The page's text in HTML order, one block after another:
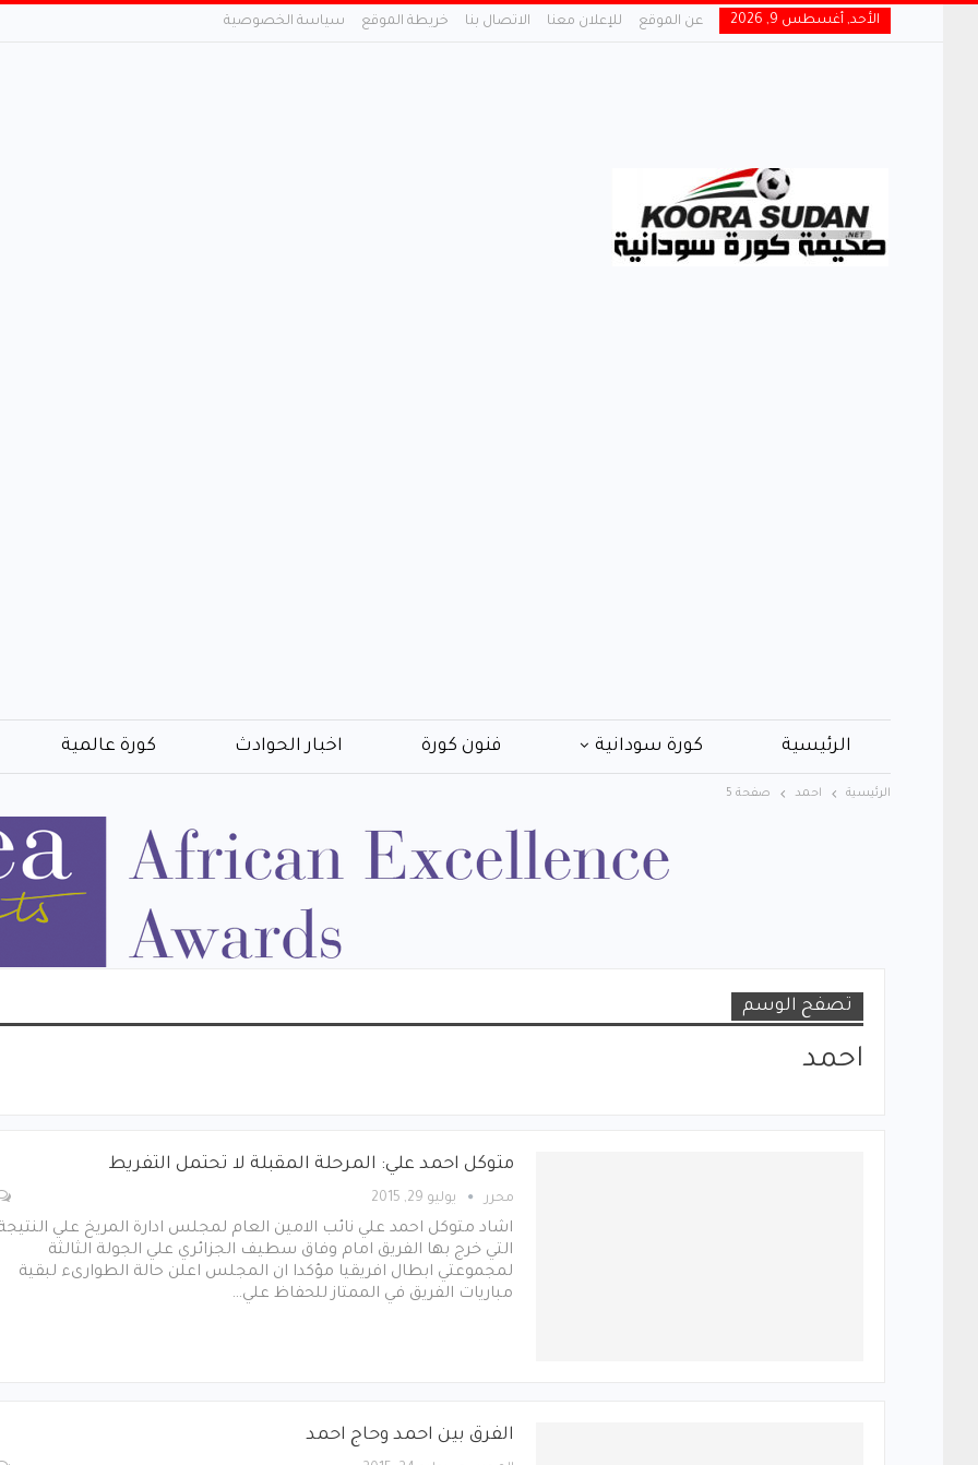
الأحد, أغسطس 9, 2026 عن الموقع للإعلان معنا الاتصال بنا خريطة الموقع سياسة الخصوصية
الرئيسية كورة سودانية فنون كورة اخبار الحوادث كورة عالمية
الرئيسية احمد صفحة 5
تصفح الوسم
احمد
متوكل احمد علي: المرحلة المقبلة لا تحتمل التفريط
محرر يوليو 29, 2015
اشاد متوكل احمد علي نائب الامين العام لمجلس ادارة المريخ علي
التي خرج بها الفريق امام وفاق سطيف الجزائري علي الجولة الثالثة
لمجموعتي ابطال افريقيا مؤكدا ان المجلس اعلن حالة الطوارىء لبقية
مباريات الفريق في الممتاز للحفاظ علي…
الفرق بين احمد وحاج احمد